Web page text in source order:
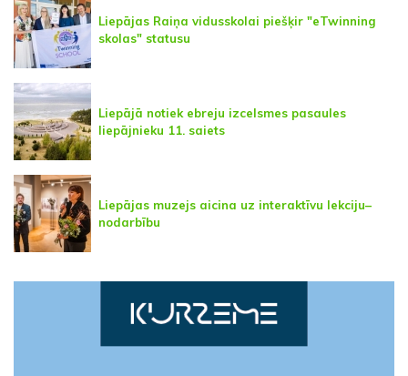
Liepājas Raiņa vidusskolai piešķir "eTwinning
skolas" statusu
Liepājā notiek ebreju izcelsmes pasaules
liepājnieku 11. saiets
Liepājas muzejs aicina uz interaktīvu lekciju–
nodarbību